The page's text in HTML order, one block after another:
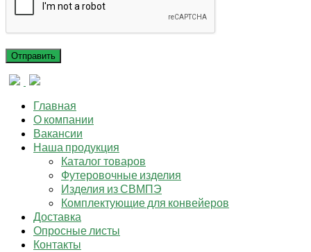
Главная
О компании
Вакансии
Наша продукция
Каталог товаров
Футеровочные изделия
Изделия из СВМПЭ
Комплектующие для конвейеров
Доставка
Опросные листы
Контакты